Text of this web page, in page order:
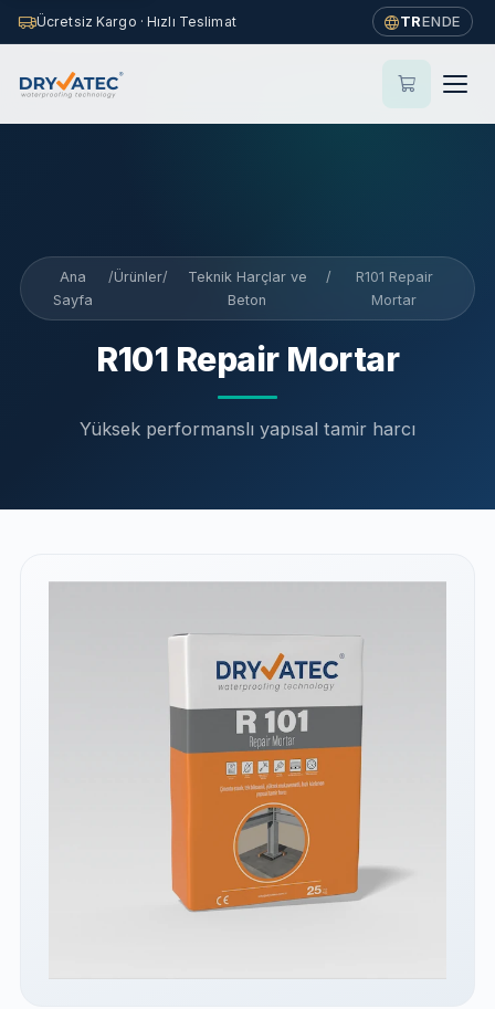
This page is also available in
View in English
→
×
Ücretsiz Kargo · Hızlı Teslimat TRENDE
Ana
Sayfa
/Ürünler/
Teknik Harçlar ve
Beton
/
R101 Repair
Mortar
R101 Repair Mortar
Yüksek performanslı yapısal tamir harcı